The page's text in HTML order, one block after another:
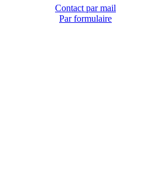
Contact par mail
Par formulaire